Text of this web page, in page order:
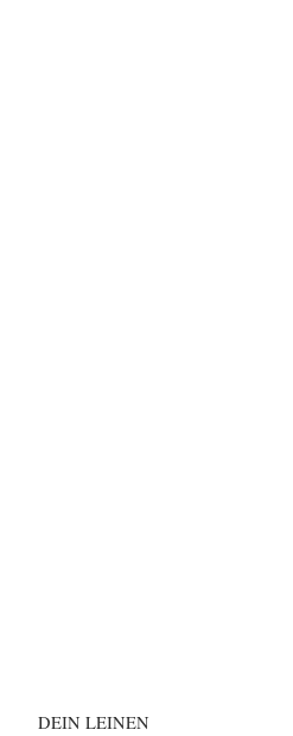
DEIN LEINEN